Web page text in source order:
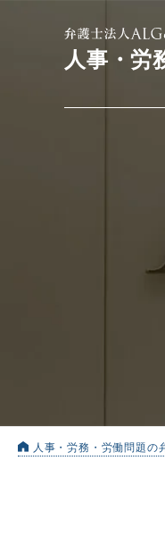
人事・労
人事・労務・労働問題の